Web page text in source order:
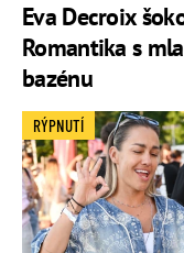
Eva Decroix
Romantika s
bazénu
RÝPNUTÍ